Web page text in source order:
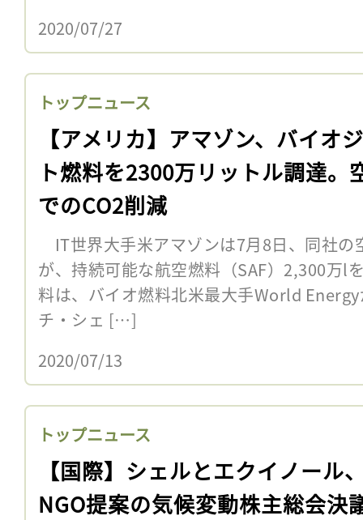
2020/07/27
トップニュース
【アメリカ】アマゾン、バイオ
ト燃料を2300万リットル調達。
でのCO2削減
IT世界大手米アマゾンは7月8日、同社の
が、持続可能な航空燃料（SAF）2,300万l
料は、バイオ燃料北米最大手World
チ・シェ […]
2020/07/13
トップニュース
【国際】シェルとエクイノール
NGO提案の気候変動株主総会決